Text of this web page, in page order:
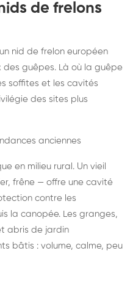
de frelons
nid de frelon européen
guêpes. Là où la guêpe
soffites et les cavités
des sites plus
anciennes
en milieu rural. Un vieil
frêne — offre une cavité
contre les
la canopée. Les granges,
abris de jardin
bâtis : volume, calme, peu